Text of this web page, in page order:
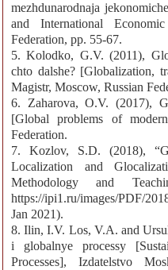
mezhdunarodnaja
and International
Federation, pp. 55-67.
5. Kolodko, G.V. (2011),
chto dalshe? [Globalization,
Magistr, Moscow, Russian
6. Zaharova, O.V. (2017),
[Global problems of
Federation.
7. Kozlov, S.D. (2018),
Localization and
Methodology and
https://ipi1.ru/images/PDF/
Jan 2021).
8. Ilin, I.V. Los, V.A. and
i globalnye processy
Processes], Izdatelstvo